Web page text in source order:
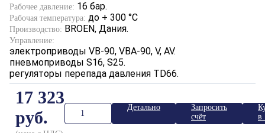
Рабочее давление: 16 бар.
Рабочая температура: до + 300 °С
Производство: BROEN, Дания.
Управление:
электроприводы VB-90, VBA-90, V, AV.
пневмоприводы S16, S25.
регуляторы перепада давления TD66.
17 323
руб.
Детально
Запросить
счёт
в